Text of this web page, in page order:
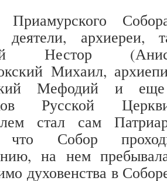
деятели, архиереи,
Нестор
Михаил,
Мефодий и
Русской
стал сам
что Собор
на нем
духовенства в